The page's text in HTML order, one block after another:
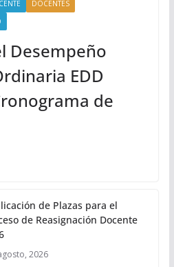
DOCENTES
Desempeño
EDD
de
de Plazas para el
de Reasignación Docente
2026